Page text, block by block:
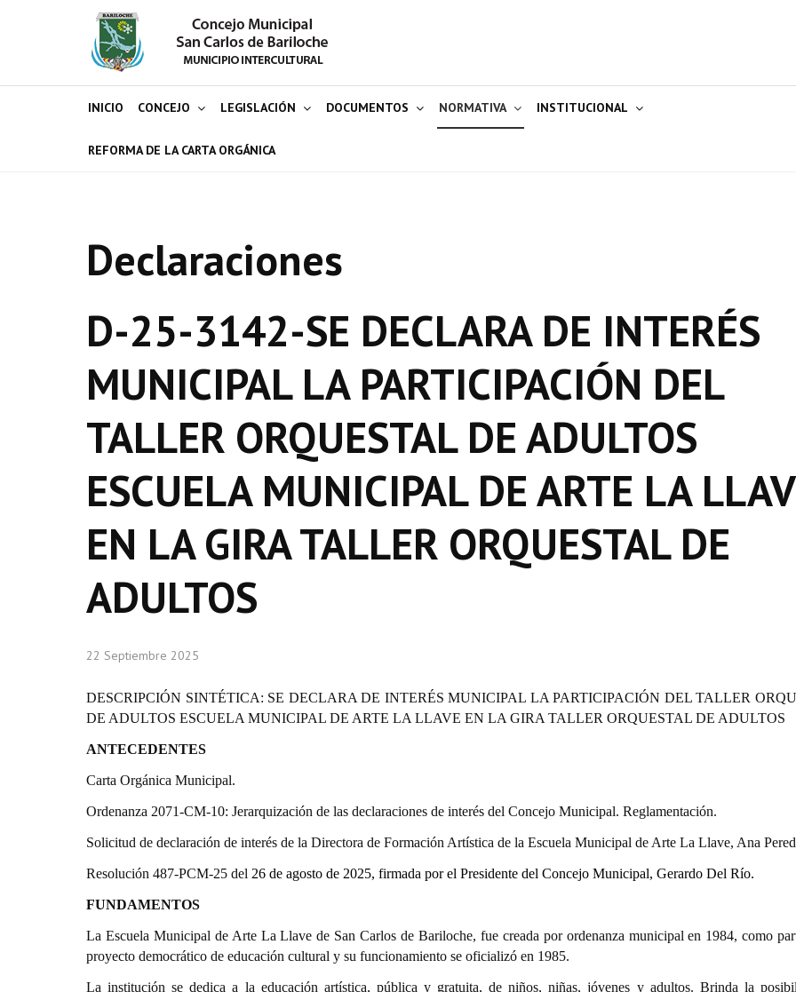
INICIO CONCEJO LEGISLACIÓN DOCUMENTOS NORMATIVA INSTITUCIONAL
REFORMA DE LA CARTA ORGÁNICA
Declaraciones
D-25-3142-SE DECLARA DE INTERÉS
MUNICIPAL LA PARTICIPACIÓN DEL
TALLER ORQUESTAL DE ADULTOS
ESCUELA MUNICIPAL DE ARTE LA
EN LA GIRA TALLER ORQUESTAL DE
ADULTOS
22 Septiembre 2025
DESCRIPCIÓN SINTÉTICA: SE DECLARA DE INTERÉS MUNICIPAL LA PARTICIPACIÓN DEL TALLER
DE ADULTOS ESCUELA MUNICIPAL DE ARTE LA LLAVE EN LA GIRA TALLER ORQUESTAL DE ADULTOS
ANTECEDENTES
Carta Orgánica Municipal.
Ordenanza 2071-CM-10: Jerarquización de las declaraciones de interés del Concejo Municipal. Reglamentación.
Solicitud de declaración de interés de la Directora de Formación Artística de la Escuela Municipal de Arte La Llave, Ana
Resolución 487-PCM-25 del 26 de agosto de 2025, firmada por el Presidente del Concejo Municipal, Gerardo Del Río.
FUNDAMENTOS
La Escuela Municipal de Arte La Llave de San Carlos de Bariloche, fue creada por ordenanza municipal en 1984, como
proyecto democrático de educación cultural y su funcionamiento se oficializó en 1985.
La institución se dedica a la educación artística, pública y gratuita, de niños, niñas, jóvenes y adultos. Brinda la